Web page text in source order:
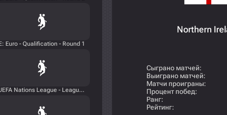
Euro - Qualification - Round 1
EUROPE: UEFA Nations League - League C - Round 3
Northern
Сыграно матчей:
Выиграно матчей:
Матчи проиграны:
Процент побед:
Ранг:
Рейтинг: